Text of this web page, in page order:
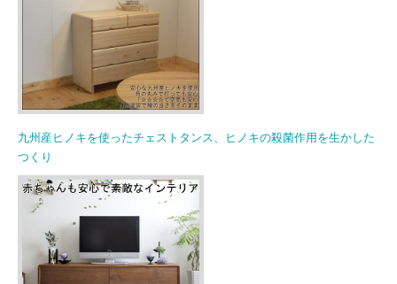
九州産ヒノキを使ったチェストタンス、ヒノキの殺菌作用を生かした
つくり